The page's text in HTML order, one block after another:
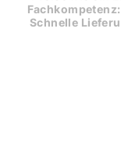
Fachkompetenz:
Schnelle